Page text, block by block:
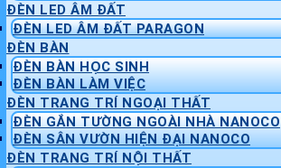
ĐÈN LED ÂM ĐẤT
ĐÈN LED ÂM ĐẤT PARAGON
ĐÈN BÀN
ĐÈN BÀN HỌC SINH
ĐÈN BÀN LÀM VIỆC
ĐÈN TRANG TRÍ NGOẠI THẤT
ĐÈN GẮN TƯỜNG NGOÀI NHÀ NANOCO
ĐÈN SÂN VƯỜN HIỆN ĐẠI NANOCO
ĐÈN TRANG TRÍ NỘI THẤT